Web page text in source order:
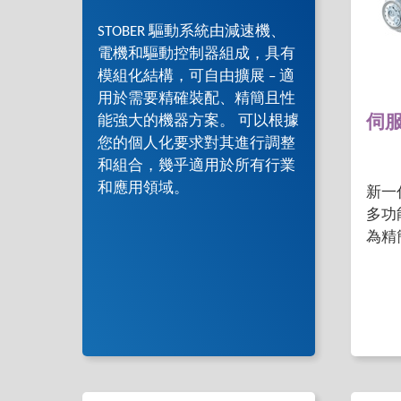
STOBER 驅動系統由減速機、
電機和驅動控制器組成，具有
模組化結構，可自由擴展 – 適
用於需要精確裝配、精簡且性
能強大的機器方案。 可以根據
您的個人化要求對其進行調整
和組合，幾乎適用於所有行業
和應用領域。
伺
新一
多功
為精